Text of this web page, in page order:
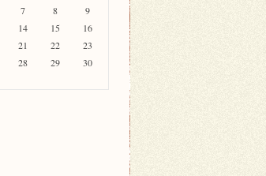
7 8
9
14 15
16
21 22
23
28 29
30